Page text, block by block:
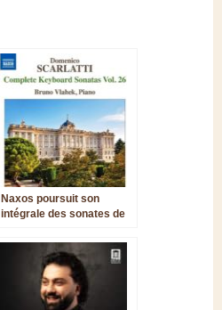
Naxos poursuit son
intégrale des sonates de
pièces, délicatement